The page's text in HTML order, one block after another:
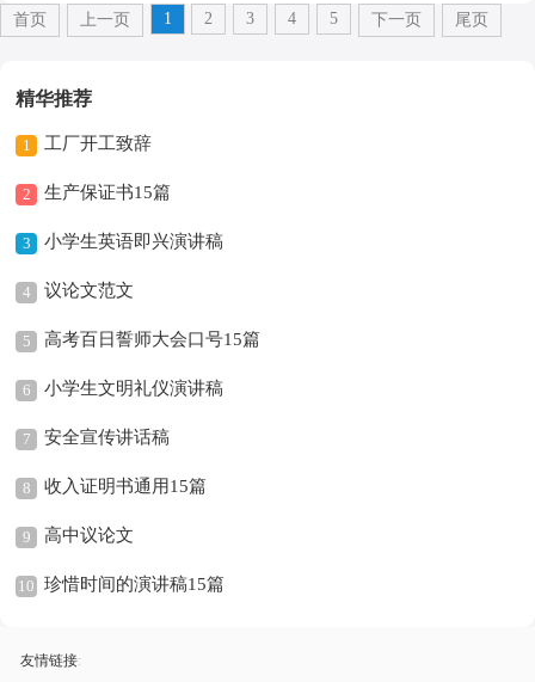
首页 上一页 1 2 3 4 5 下一页 尾页
精华推荐
1 工厂开工致辞
2 生产保证书15篇
3 小学生英语即兴演讲稿
4 议论文范文
5 高考百日誓师大会口号15篇
6 小学生文明礼仪演讲稿
7 安全宣传讲话稿
8 收入证明书通用15篇
9 高中议论文
10 珍惜时间的演讲稿15篇
友情链接: